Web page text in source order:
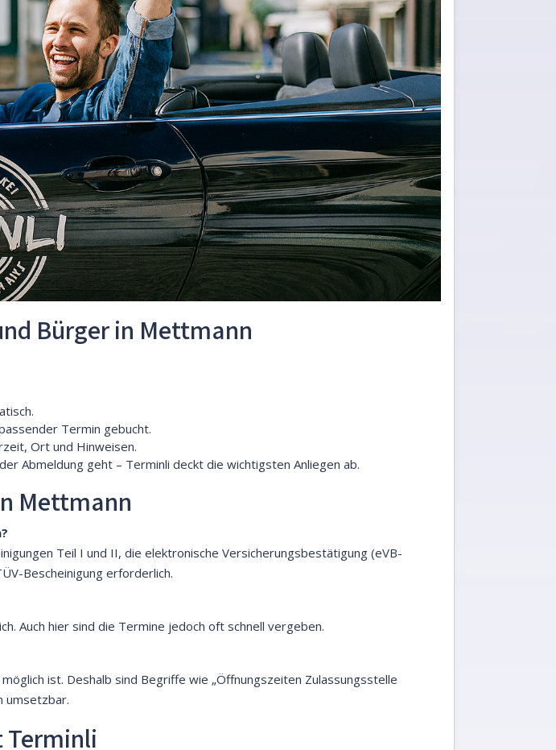
Bürger in Mettmann
Termin gebucht.
Ort und Hinweisen.
Abmeldung geht – Terminli deckt die wichtigsten Anliegen ab.
Mettmann
Teil I und II, die elektronische Versicherungsbestätigung (eVB-
Bescheinigung erforderlich.
Auch hier sind die Termine jedoch oft schnell vergeben.
ist. Deshalb sind Begriffe wie „Öffnungszeiten Zulassungsstelle
umsetzbar.
Terminli